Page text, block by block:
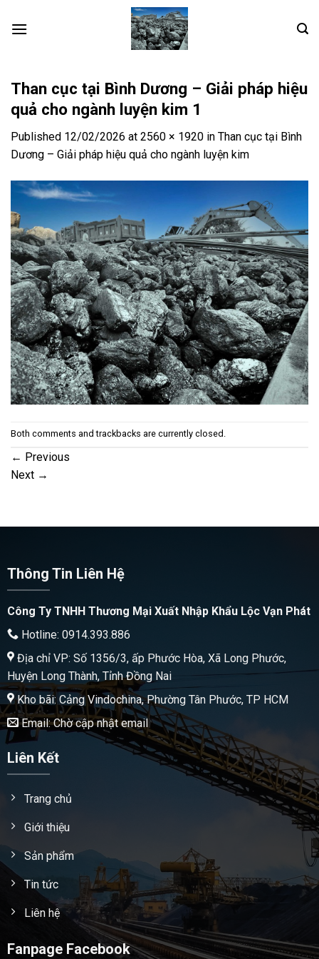
Than cục tại Bình Dương – Giải pháp hiệu
quả cho ngành luyện kim 1
Published 12/02/2026 at 2560 × 1920 in Than cục tại Bình
Dương – Giải pháp hiệu quả cho ngành luyện kim
Both comments and trackbacks are currently closed.
← Previous
Next →
Thông Tin Liên Hệ
Công Ty TNHH Thương Mại Xuất Nhập Khẩu Lộc Vạn Phát
Hotline: 0914.393.886
Địa chỉ VP: Số 1356/3, ấp Phước Hòa, Xã Long Phước,
Huyện Long Thành, Tỉnh Đồng Nai
Kho bãi: Cảng Vindochina, Phường Tân Phước, TP HCM
Email: Chờ cập nhật email
Liên Kết
Trang chủ
Giới thiệu
Sản phẩm
Tin tức
Liên hệ
Fanpage Facebook